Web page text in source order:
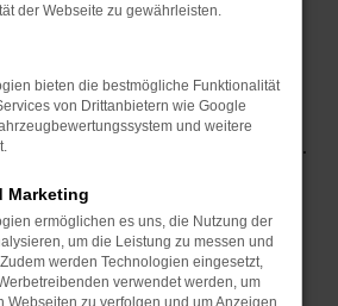
Dann sichern
Tageszulassung für
sind stets in Schnäppchenlaune.
einfach, dass Sie bei uns eine
für Dorsten zum rekordverdächtig
Möglich wird dies, indem ein
für einen Tag in Dorsten oder an
wird. Die Zulassung erfolgt
natürlich nur „pro forma“. Erreicht
der Webseite zu gewährleisten.
bieten die bestmögliche Funktionalität
von Drittanbietern wie Google
und weitere
Marketing
ermöglichen es uns, die Nutzung der
um die Leistung zu messen und
werden Technologien eingesetzt,
verwendet werden, um
Webseiten zu verfolgen und um Anzeigen